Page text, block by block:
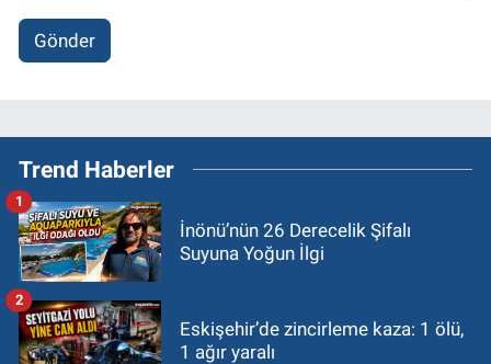
Gönder
Trend Haberler
İnönü’nün 26 Derecelik Şifalı
Suyuna Yoğun İlgi
1
Eskişehir’de zincirleme kaza: 1 ölü,
1 ağır yaralı
2